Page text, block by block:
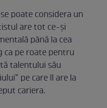
se poate considera un
are tot ce-și
până la cea
ca pe roate pentru
talentului său
pe care îl are la
cariera.